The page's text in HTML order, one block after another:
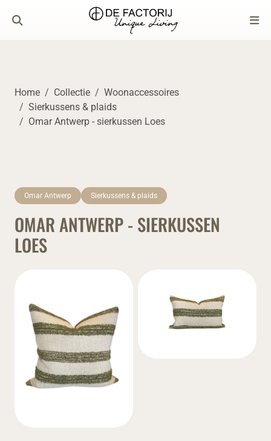
Home Collectie
Woonaccessoires
Sierkussens & plaids
Omar Antwerp - sierkussen Loes
Omar Antwerp Sierkussens & plaids
OMAR ANTWERP - SIERKUSSEN
LOES